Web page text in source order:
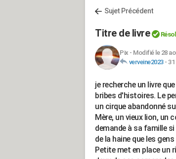
Sujet Précédent
Titre de livre
Pix - Modifié le 28
verveine2023- 31
je recherche un livre
bribes d'histoires. Le
un cirque abandonné
Mère, un vieux lion, un
demande à sa famille
de la haine que les
Petite met en place un